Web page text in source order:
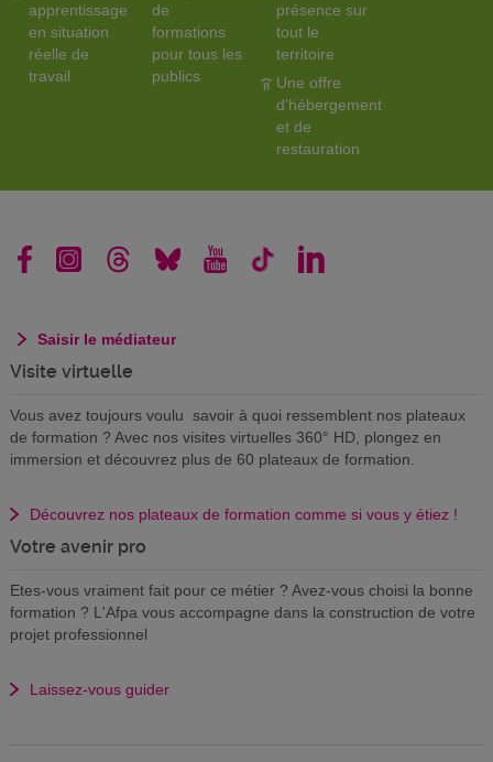
apprentissage
en situation
réelle de
travail
de
formations
pour tous les
publics
présence sur
tout le
territoire
Une offre
d'hébergement
et de
restauration
Saisir le médiateur
Visite virtuelle
Vous avez toujours voulu savoir à quoi ressemblent nos plateaux
de formation ? Avec nos visites virtuelles 360° HD, plongez en
immersion et découvrez plus de 60 plateaux de formation.
Découvrez nos plateaux de formation comme si vous y étiez !
Votre avenir pro
Etes-vous vraiment fait pour ce métier ? Avez-vous choisi la bonne
formation ? L'Afpa vous accompagne dans la construction de votre
projet professionnel
Laissez-vous guider